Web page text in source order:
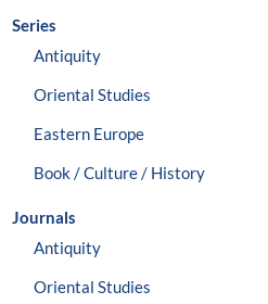
Series
Antiquity
Oriental Studies
Eastern Europe
Book / Culture / History
Journals
Antiquity
Oriental Studies